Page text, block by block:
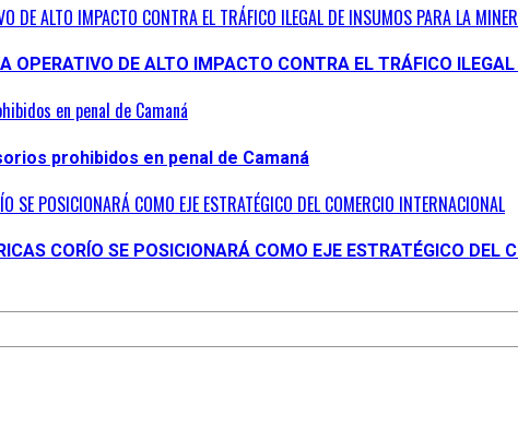
DE ALTO IMPACTO CONTRA EL TRÁFICO ILEGAL DE INSUMOS PARA LA
DE ALTO IMPACTO CONTRA EL TRÁFICO
en penal de Camaná
prohibidos en penal de Camaná
POSICIONARÁ COMO EJE ESTRATÉGICO DEL COMERCIO INTERNACIONAL
CORÍO SE POSICIONARÁ COMO EJE ESTRATÉGICO DEL